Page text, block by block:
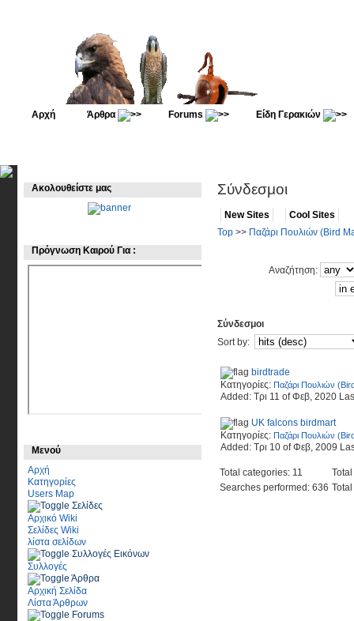
Αρχή Άρθρα Forums Είδη Γερακιών
Ακολουθείστε μας
Πρόγνωση Καιρού Για :
Μενού
Αρχή
Κατηγορίες
Users Map
Σελίδες
Αρχικό Wiki
Σελίδες Wiki
λίστα σελίδων
Συλλογές Εικόνων
Συλλογές
Άρθρα
Αρχική Σελίδα
Λίστα Άρθρων
Forums
Σύνδεσμοι
New Sites
Cool Sites
Top >> Παζάρι Πουλιών (Bird
Αναζήτηση:
Σύνδεσμοι
Sort by:
birdtrade
Κατηγορίες: Παζάρι Πουλιών
Added: Τρι 11 of Φεβ, 2020
UK falcons birdmart
Κατηγορίες: Παζάρι Πουλιών
Added: Τρι 10 of Φεβ, 2009
Total categories: 11
Searches performed: 636